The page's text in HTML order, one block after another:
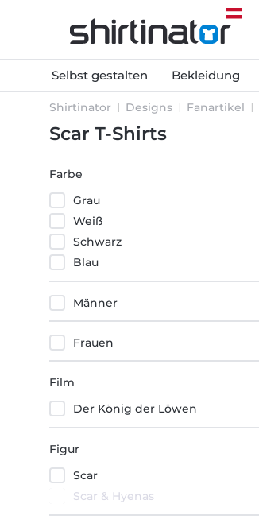
Selbst gestalten Bekleidung
Shirtinator Designs Fanartikel
Scar T-Shirts
Farbe
Grau
Weiß
Schwarz
Blau
Männer
Frauen
Film
Der König der Löwen
Figur
Scar
Scar & Hyenas